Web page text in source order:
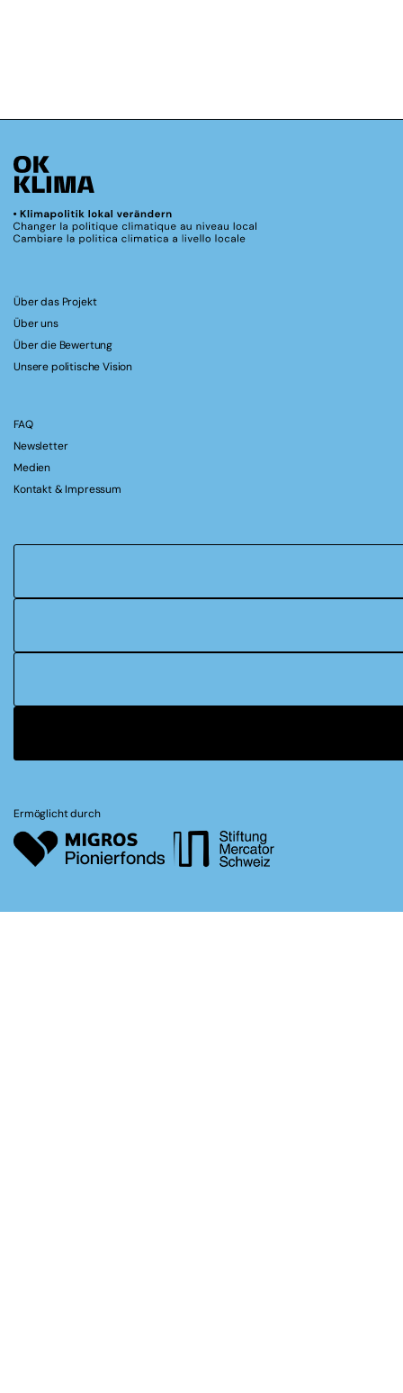
Über das Projekt
Über uns
Über die Bewertung
Unsere politische Vision
FAQ
Newsletter
Medien
Kontakt & Impressum
Ermöglicht durch